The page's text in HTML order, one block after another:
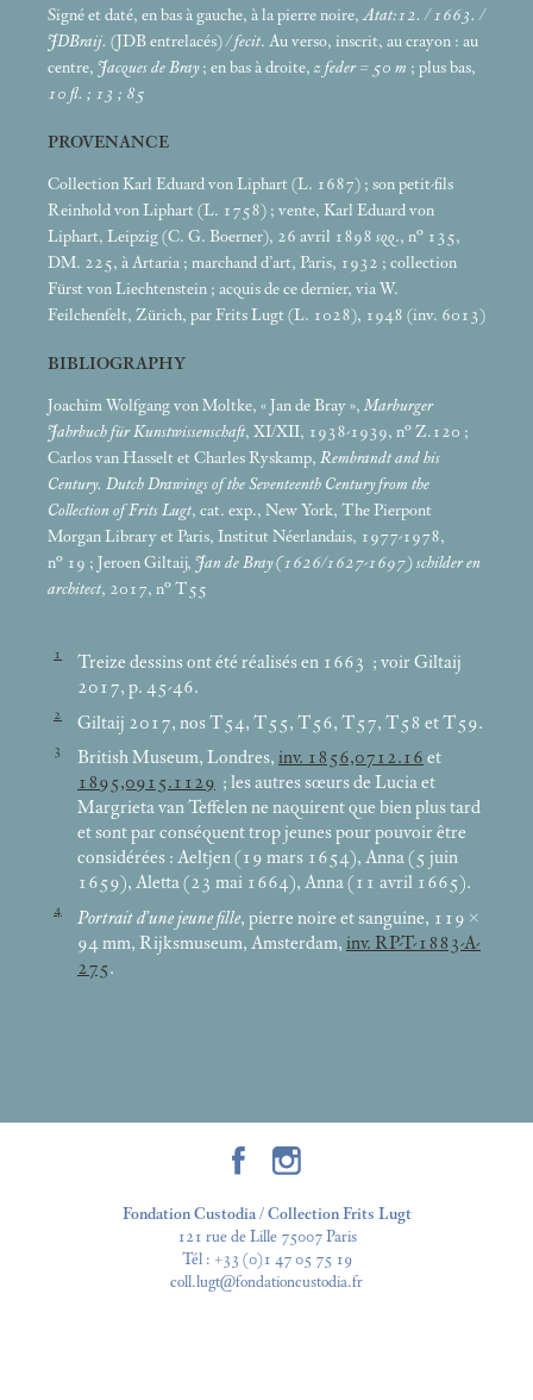
Signé et daté, en bas à gauche, à la pierre noire,Atat:12. / 1663. /
JDBraij. (JDB entrelacés)/ fecit. Au verso, inscrit, au crayon : au
centre, Jacques de Bray ; en bas à droite,z feder = 50 m ; plus bas,
10 fl. ; 13 ; 85
PROVENANCE
Collection Karl Eduard von Liphart (L. 1687) ; son petit-fils
Reinhold von Liphart (L. 1758) ; vente, Karl Eduard von
Liphart, Leipzig (C. G. Boerner), 26 avril 1898 sqq., n° 135,
DM. 225, à Artaria ; marchand d’art, Paris, 1932 ; collection
Fürst von Liechtenstein ; acquis de ce dernier, via W.
Feilchenfelt, Zürich, par Frits Lugt (L. 1028), 1948 (inv. 6013)
BIBLIOGRAPHY
Joachim Wolfgang von Moltke, «Jan de Bray», Marburger
Jahrbuch für Kunstwissenschaft, XI/XII, 1938-1939, n° Z.120 ;
Carlos van Hasselt et Charles Ryskamp, Rembrandt and his
Century. Dutch Drawings of the Seventeenth Century from the
Collection of Frits Lugt, cat. exp., New York, The Pierpont
Morgan Library et Paris, Institut Néerlandais, 1977-1978,
n° 19 ; Jeroen Giltaij, Jan de Bray (1626/1627-1697) schilder en
architect, 2017, n° T55
1 Treize dessins ont été réalisés en 1663 ; voir Giltaij
2017, p. 45-46.
2 Giltaij 2017, nos T54, T55, T56, T57, T58 et T59.
3 British Museum, Londres, inv. 1856,0712.16 et
1895,0915.1129 ; les autres sœurs de Lucia et
Margrieta van Teffelen ne naquirent que bien plus tard
et sont par conséquent trop jeunes pour pouvoir être
considérées : Aeltjen (19 mars 1654), Anna (5 juin
1659), Aletta (23 mai 1664), Anna (11 avril 1665).
4 Portrait d’une jeune fille, pierre noire et sanguine, 119 ×
94 mm, Rijksmuseum, Amsterdam, inv. RP-T-1883-A-
275.
Fondation Custodia / Collection Frits Lugt
121 rue de Lille 75007 Paris
Tél : +33 (0)1 47 05 75 19
coll.lugt@fondationcustodia.fr